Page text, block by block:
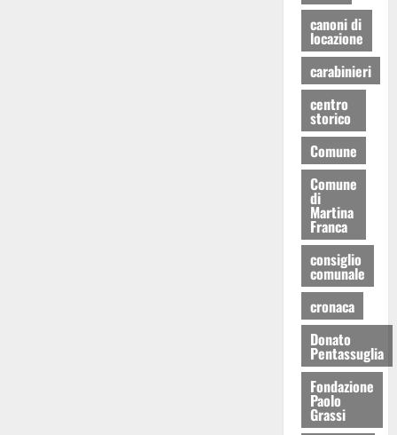
canoni di
locazione
carabinieri
centro
storico
Comune
Comune
di
Martina
Franca
consiglio
comunale
cronaca
Donato
Pentassuglia
Fondazione
Paolo
Grassi